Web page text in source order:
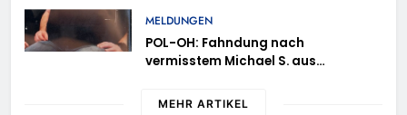
MELDUNGEN
POL-OH: Fahndung nach
vermisstem Michael S. aus
MEHR ARTIKEL